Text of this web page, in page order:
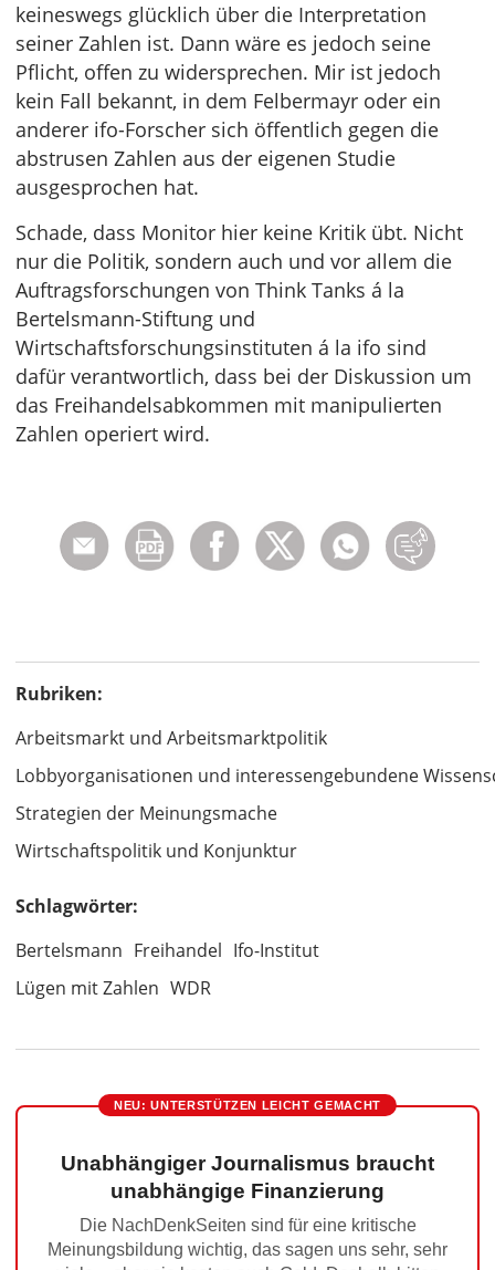
keineswegs glücklich über die Interpretation
seiner Zahlen ist. Dann wäre es jedoch seine
Pflicht, offen zu widersprechen. Mir ist jedoch
kein Fall bekannt, in dem Felbermayr oder ein
anderer ifo-Forscher sich öffentlich gegen die
abstrusen Zahlen aus der eigenen Studie
ausgesprochen hat.
Schade, dass Monitor hier keine Kritik übt. Nicht
nur die Politik, sondern auch und vor allem die
Auftragsforschungen von Think Tanks á la
Bertelsmann-Stiftung und
Wirtschaftsforschungsinstituten á la ifo sind
dafür verantwortlich, dass bei der Diskussion um
das Freihandelsabkommen mit manipulierten
Zahlen operiert wird.
Rubriken:
Arbeitsmarkt und Arbeitsmarktpolitik
Lobbyorganisationen und interessengebundene
Strategien der Meinungsmache
Wirtschaftspolitik und Konjunktur
Schlagwörter:
Bertelsmann Freihandel Ifo-Institut
Lügen mit Zahlen WDR
NEU: UNTERSTÜTZEN LEICHT GEMACHT
Unabhängiger Journalismus braucht
unabhängige Finanzierung
Die NachDenkSeiten sind für eine kritische
Meinungsbildung wichtig, das sagen uns sehr, sehr